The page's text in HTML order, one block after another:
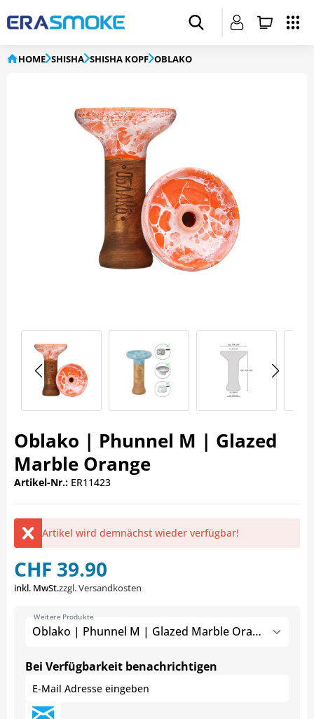
HOME SHISHA SHISHA KOPF OBLAKO
Oblako | Phunnel M | Glazed
Marble Orange
Artikel-Nr.: ER11423
Artikel wird demnächst wieder verfügbar!
CHF 39.90
inkl. MwSt.zzgl. Versandkosten
Oblako | Phunnel M | Glazed Marble Orange
Weitere Produkte
Bei Verfügbarkeit benachrichtigen